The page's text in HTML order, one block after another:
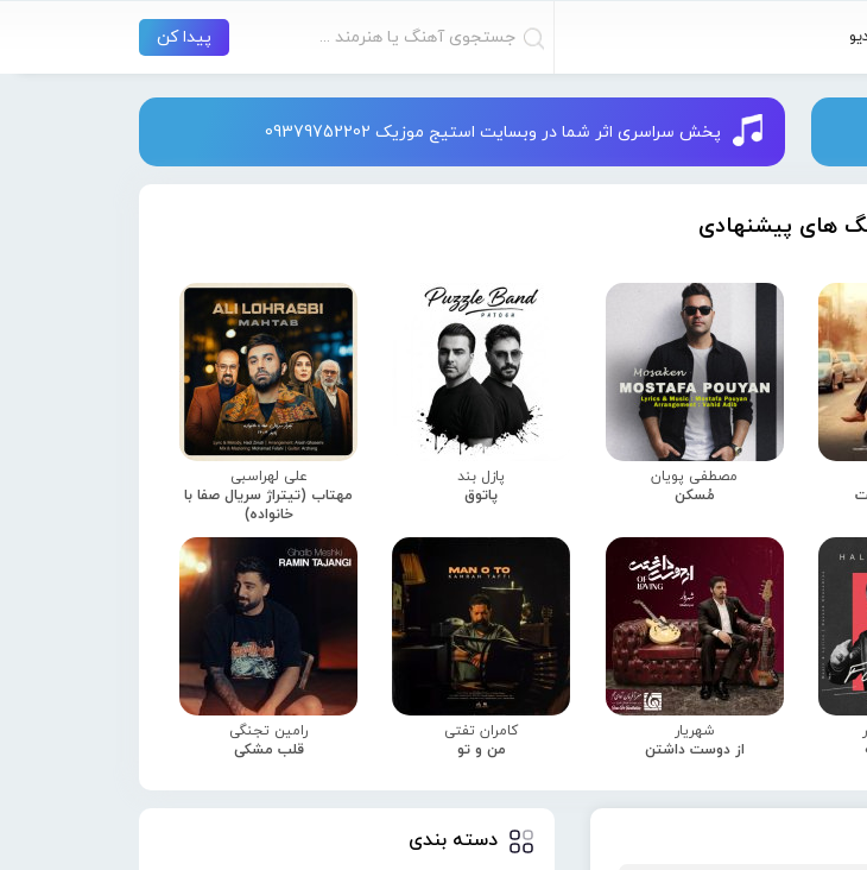
پخش سراسری اثر شما در وبسایت استیج موزیک 09379752202
های پیشنهادی
مصطفی پویان
مُسکن
پازل بند
پاتوق
علی لهراسبی
مهتاب (تیتراژ سریال صفا با
خانواده)
شهریار
از دوست داشتن
کامران تفتی
من و تو
رامین تجنگی
قلب مشکی
دسته بندی